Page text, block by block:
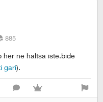
885
her ne haltsa iste.bide
gari).